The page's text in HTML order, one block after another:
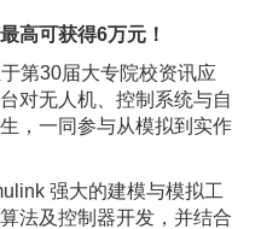
高可获得6万元！
第30届大专院校资讯应
对无人机、控制系统与自
，一同参与从模拟到实作
强大的建模与模拟工
法及控制器开发，并结合